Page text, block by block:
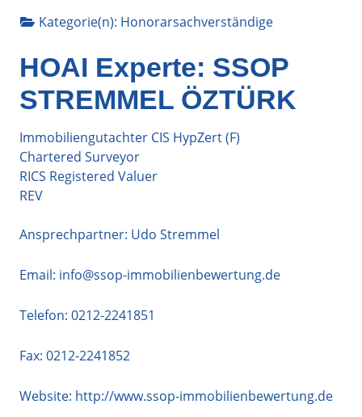
Kategorie(n): Honorarsachverständige
HOAI Experte: SSOP
STREMMEL ÖZTÜRK
Immobiliengutachter CIS HypZert (F)
Chartered Surveyor
RICS Registered Valuer
REV
Ansprechpartner: Udo Stremmel
Email: info@ssop-immobilienbewertung.de
Telefon: 0212-2241851
Fax: 0212-2241852
Website: http://www.ssop-immobilienbewertung.de